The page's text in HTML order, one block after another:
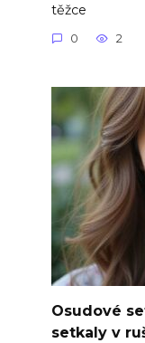
těžce
0 2
Osudové
setkaly v